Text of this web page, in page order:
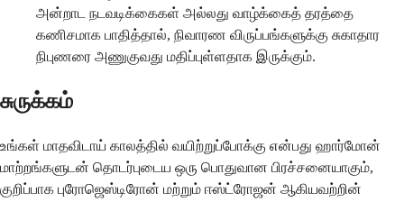
அன்றாட நடவடிக்கைகள் அல்லது வாழ்க்கைத் தரத்தை
கணிசமாக பாதித்தால், நிவாரண விருப்பங்களுக்கு சுகாதார
நிபுணரை அணுகுவது மதிப்புள்ளதாக இருக்கும்.
சுருக்கம்
உங்கள் மாதவிடாய் காலத்தில் வயிற்றுப்போக்கு என்பது ஹார்மோன்
மாற்றங்களுடன் தொடர்புடைய ஒரு பொதுவான பிரச்சனையாகும்,
குறிப்பாக புரோஜெஸ்டிரோன் மற்றும் ஈஸ்ட்ரோஜன் ஆகியவற்றின்